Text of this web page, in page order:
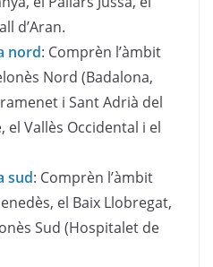
d’Aran.
nord: Comprèn l’àmbit
Nord (Badalona,
i Sant Adrià del
el Vallès Occidental i el
sud: Comprèn l’àmbit
el Baix Llobregat,
Sud (Hospitalet de